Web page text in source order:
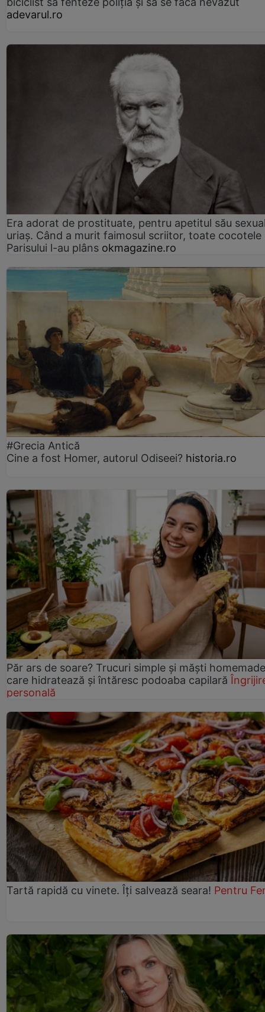
adevarul.ro
Era adorat de prostituate, pentru apetitul său
uriaș. Când a murit faimosul scriitor, toate cocotele
Parisului l-au plâns okmagazine.ro
#Grecia Antică
Cine a fost Homer, autorul Odiseei? historia.ro
Păr ars de soare? Trucuri simple și măști homemade
care hidratează și întăresc podoaba capilară
personală
Tartă rapidă cu vinete. Îți salvează seara! Pentru